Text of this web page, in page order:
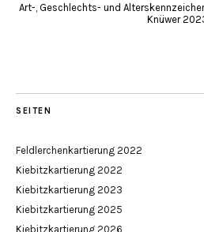
Art-, Geschlechts- und
Knüwer
SEITEN
Feldlerchenkartierung 2022
Kiebitzkartierung 2022
Kiebitzkartierung 2023
Kiebitzkartierung 2025
Kiebitzkartierung 2026